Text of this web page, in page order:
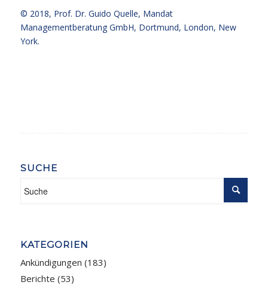
© 2018, Prof. Dr. Guido Quelle, Mandat
Managementberatung GmbH, Dortmund, London, New
York.
SUCHE
KATEGORIEN
Ankündigungen (183)
Berichte (53)